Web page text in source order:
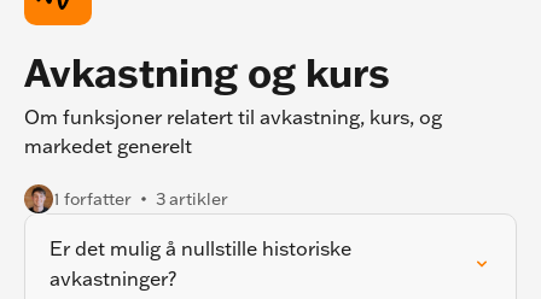
Avkastning og kurs
Om funksjoner relatert til avkastning, kurs, og
markedet generelt
1 forfatter 3 artikler
Er det mulig å nullstille historiske
avkastninger?